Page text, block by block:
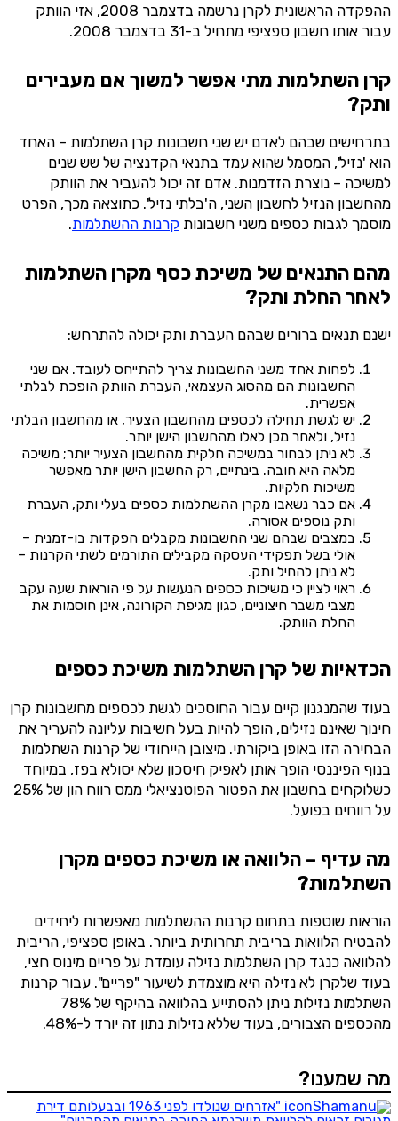
ההפקדה הראשונית לקרן נרשמה בדצמבר 2008, אזי הוותק
עבור אותו חשבון ספציפי מתחיל ב-31 בדצמבר 2008.
קרן השתלמות מתי אפשר למשוך אם מעבירים
ותק?
בתרחישים שבהם לאדם יש שני חשבונות קרן השתלמות – האחד
הוא 'נזיל', המסמל שהוא עמד בתנאי הקדנציה של שש שנים
למשיכה – נוצרת הזדמנות. אדם זה יכול להעביר את הוותק
מהחשבון הנזיל לחשבון השני, ה'בלתי נזיל'. כתוצאה מכך, הפרט
מוסמך לגבות כספים משני חשבונות קרנות ההשתלמות.
מהם התנאים של משיכת כסף מקרן השתלמות
לאחר החלת ותק?
ישנם תנאים ברורים שבהם העברת ותק יכולה להתרחש:
לפחות אחד משני החשבונות צריך להתייחס לעובד. אם שני
החשבונות הם מהסוג העצמאי, העברת הוותק הופכת לבלתי
אפשרית.
יש לגשת תחילה לכספים מהחשבון הצעיר, או מהחשבון הבלתי
נזיל, ולאחר מכן לאלו מהחשבון הישן יותר.
לא ניתן לבחור במשיכה חלקית מהחשבון הצעיר יותר; משיכה
מלאה היא חובה. בינתיים, רק החשבון הישן יותר מאפשר
משיכות חלקיות.
אם כבר נשאבו מקרן ההשתלמות כספים בעלי ותק, העברת
ותק נוספים אסורה.
במצבים שבהם שני החשבונות מקבלים הפקדות בו-זמנית –
אולי בשל תפקידי העסקה מקבילים התורמים לשתי הקרנות –
לא ניתן להחיל ותק.
ראוי לציין כי משיכות כספים הנעשות על פי הוראות שעה עקב
מצבי משבר חיצוניים, כגון מגיפת הקורונה, אינן חוסמות את
החלת הוותק.
הכדאיות של קרן השתלמות משיכת כספים
בעוד שהמנגנון קיים עבור החוסכים לגשת לכספים מחשבונות קרן
חינוך שאינם נזילים, הופך להיות בעל חשיבות עליונה להעריך את
הבחירה הזו באופן ביקורתי. מיצובן הייחודי של קרנות השתלמות
בנוף הפיננסי הופך אותן לאפיק חיסכון שלא יסולא בפז, במיוחד
כשלוקחים בחשבון את הפטור הפוטנציאלי ממס רווח הון של 25%
על רווחים בפועל.
מה עדיף – הלוואה או משיכת כספים מקרן
השתלמות?
הוראות שוטפות בתחום קרנות ההשתלמות מאפשרות ליחידים
להבטיח הלוואות בריבית תחרותית ביותר. באופן ספציפי, הריבית
להלוואה כנגד קרן השתלמות נזילה עומדת על פריים מינוס חצי,
בעוד שלקרן לא נזילה היא מוצמדת לשיעור "פריים". עבור קרנות
השתלמות נזילות ניתן להסתייע בהלוואה בהיקף של 78%
מהכספים הצבורים, בעוד שללא נזילות נתון זה יורד ל-48%.
מה שמענו?
"אזרחים שנולדו לפני 1963 ובבעלותם דירת